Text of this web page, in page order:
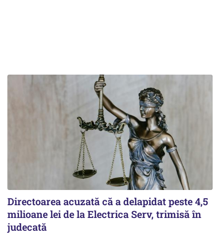
Directoarea acuzată că a delapidat peste 4,5
milioane lei de la Electrica Serv, trimisă în
judecată